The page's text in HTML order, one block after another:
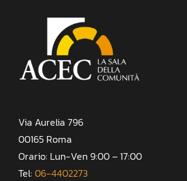
Via Aurelia 796
00165 Roma
Orario: Lun-Ven 9:00 – 17:00
Tel: 06-4402273